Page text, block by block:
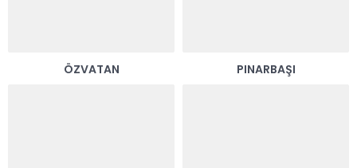
ÖZVATAN PINARBAŞI